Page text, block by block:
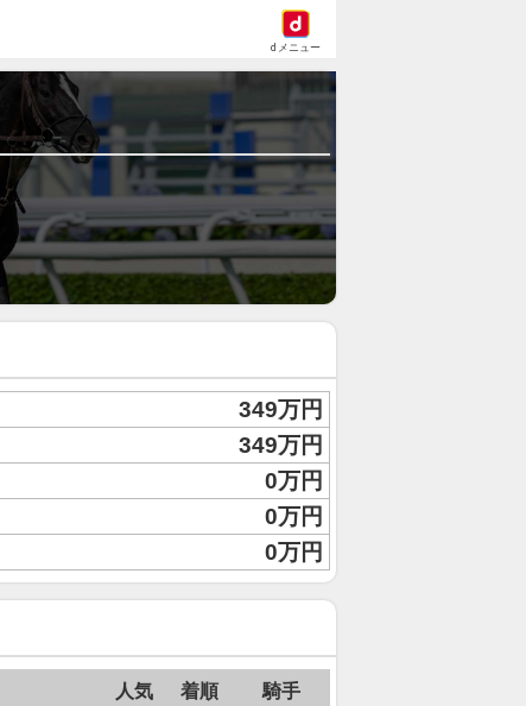
dメニュー
349万円
349万円
0万円
0万円
0万円
人気 着順 騎手